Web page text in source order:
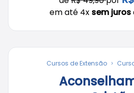
em até 4x sem juros
Cursos de Extensão